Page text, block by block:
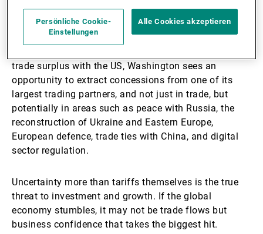
economic cycle.
Beyond economics, tariffs serve as a geopolitical
trade surplus with the US, Washington sees an
opportunity to extract concessions from one of its
largest trading partners, and not just in trade, but
potentially in areas such as peace with Russia, the
reconstruction of Ukraine and Eastern Europe,
European defence, trade ties with China, and digital
sector regulation.
Uncertainty more than tariffs themselves is the true
threat to investment and growth. If the global
economy stumbles, it may not be trade flows but
business confidence that takes the biggest hit.
Persönliche Cookie-
Einstellungen
Alle Cookies akzeptieren